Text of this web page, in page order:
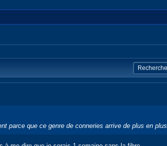
parce que ce genre de conneries arrive de plus en